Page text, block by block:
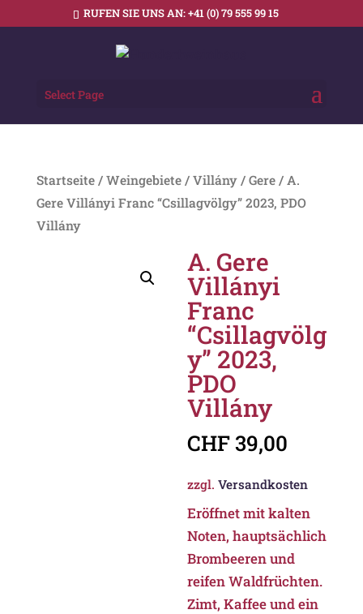
RUFEN SIE UNS AN:+41 (0) 79 555 99 15
Select Page
Startseite/ Weingebiete/ Villány/ Gere/ A.
Gere Villányi Franc “Csillagvölgy” 2023, PDO
Villány
A. Gere
Villányi
Franc
“Csillagvölg
y” 2023,
PDO
Villány
CHF39,00
zzgl.Versandkosten
Eröffnet mit kalten
Noten, hauptsächlich
Brombeeren und
reifen Waldfrüchten.
Zimt, Kaffee und ein